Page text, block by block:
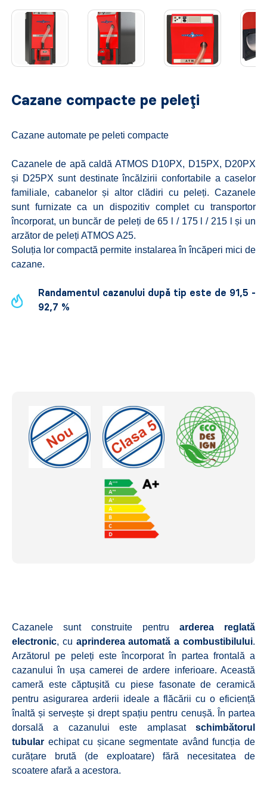
Cazane compacte pe peleți
Cazane automate pe peleti compacte
Cazanele de apă caldă ATMOS D10PX, D15PX, D20PX
și D25PX sunt destinate încălzirii confortabile a caselor
familiale, cabanelor și altor clădiri cu peleți. Cazanele
sunt furnizate ca un dispozitiv complet cu transportor
încorporat, un buncăr de peleți de 65 l / 175 l / 215 l și un
arzător de peleți ATMOS A25.
Soluția lor compactă permite instalarea în încăperi mici de
cazane.
Randamentul cazanului după tip este de 91,5 -
92,7 %
Cazanele sunt construite pentru arderea reglată
electronic, cu aprinderea automată a combustibilului.
Arzătorul pe peleți este încorporat în partea frontală a
cazanului în ușa camerei de ardere inferioare. Această
cameră este căptușită cu piese fasonate de ceramică
pentru asigurarea arderii ideale a flăcării cu o eficiență
înaltă și servește și drept spațiu pentru cenușă. În partea
dorsală a cazanului este amplasat schimbătorul
tubular echipat cu șicane segmentate având funcția de
curățare brută (de exploatare) fără necesitatea de
scoatere afară a acestora.